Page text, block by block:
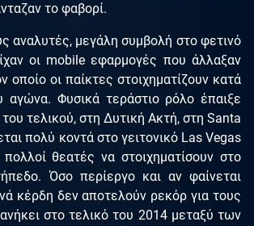
το φαβορί.
αναλυτές, μεγάλη συμβολή στο φετινό
οι mobile εφαρμογές που άλλαξαν
οποίο οι παίκτες στοιχηματίζουν κατά
αγώνα. Φυσικά τεράστιο ρόλο έπαιξε
τελικού, στη Δυτική Ακτή, στη Santa
πολύ κοντά στο γειτονικό Las Vegas
θεατές να στοιχηματίσουν στο
Όσο περίεργο και αν φαίνεται
κέρδη δεν αποτελούν ρεκόρ για τους
στο τελικό του 2014 μεταξύ των